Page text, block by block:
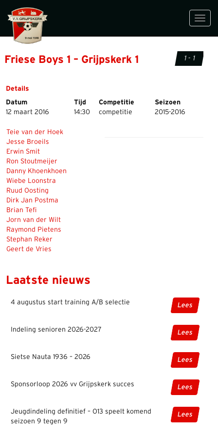
Friese Boys 1 – Grijpskerk 1 1 - 1
Details
Datum
Tijd Competitie
Seizoen
12 maart 2016
14:30 competitie 2015-2016
Teie van der Hoek
Jesse Broeils
Erwin Smit
Ron Stoutmeijer
Danny Khoenkhoen
Wiebe Loonstra
Ruud Oosting
Dirk Jan Postma
Brian Tefi
Jorn van der Wilt
Raymond Pietens
Stephan Reker
Geert de Vries
Laatste nieuws
4 augustus start training A/B selectie Lees
Indeling senioren 2026-2027 Lees
Sietse Nauta 1936 – 2026 Lees
Sponsorloop 2026 vv Grijpskerk succes Lees
Jeugdindeling definitief – O13 speelt komend
seizoen 9 tegen 9
Lees